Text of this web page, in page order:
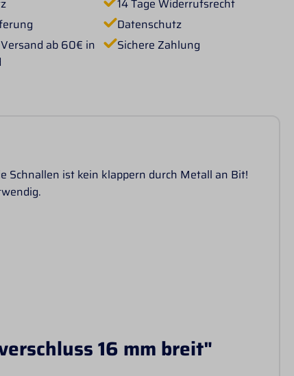
14 Tage Widerrufsrecht
Datenschutz
ab 60€ in
Sichere Zahlung
Schnallen ist kein klappern durch Metall an Bit!
16 mm breit"